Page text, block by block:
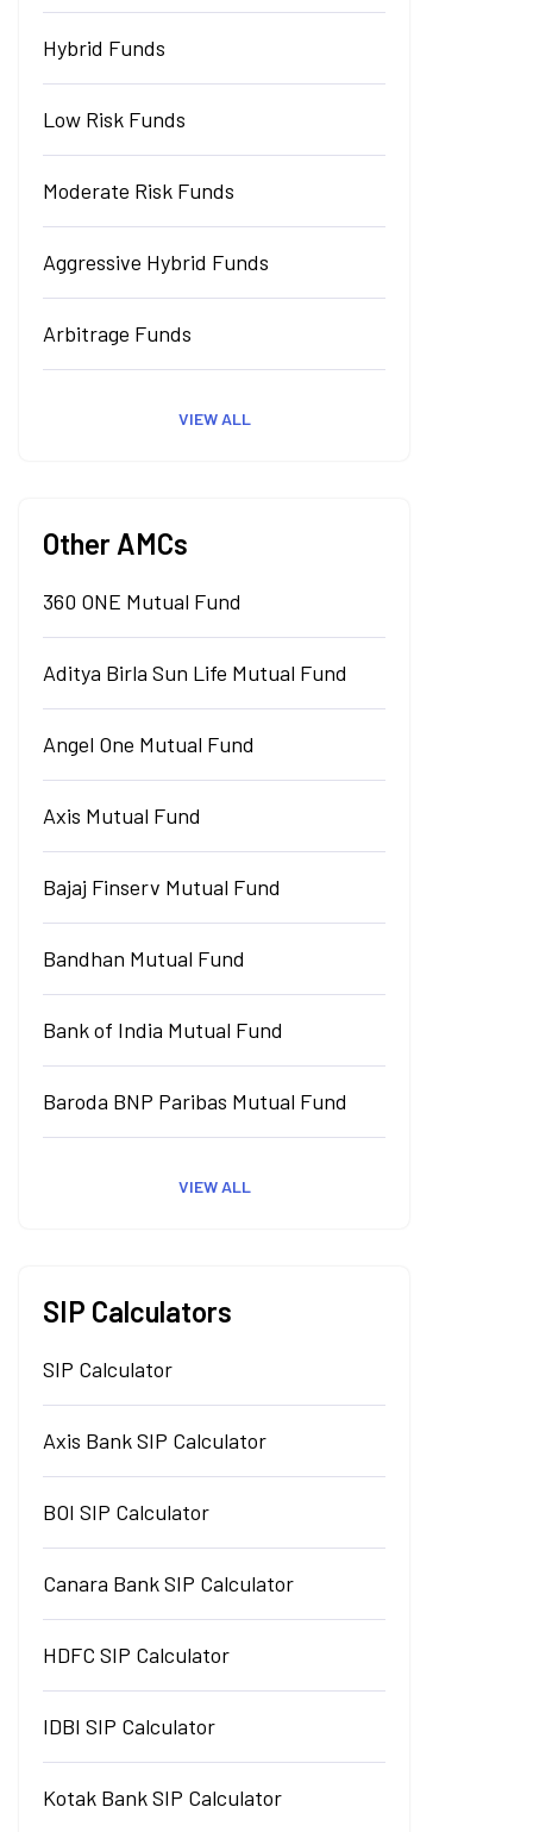
Hybrid Funds
Low Risk Funds
Moderate Risk Funds
Aggressive Hybrid Funds
Arbitrage Funds
VIEW ALL
Other AMCs
360 ONE Mutual Fund
Aditya Birla Sun Life Mutual Fund
Angel One Mutual Fund
Axis Mutual Fund
Bajaj Finserv Mutual Fund
Bandhan Mutual Fund
Bank of India Mutual Fund
Baroda BNP Paribas Mutual Fund
VIEW ALL
SIP Calculators
SIP Calculator
Axis Bank SIP Calculator
BOI SIP Calculator
Canara Bank SIP Calculator
HDFC SIP Calculator
IDBI SIP Calculator
Kotak Bank SIP Calculator